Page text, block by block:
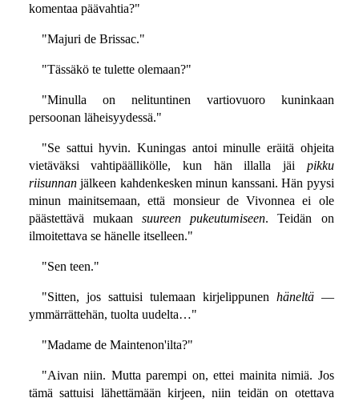
komentaa päävahtia?"
"Majuri de Brissac."
"Tässäkö te tulette olemaan?"
"Minulla on nelituntinen vartiovuoro kuninkaan
persoonan läheisyydessä."
"Se sattui hyvin. Kuningas antoi minulle eräitä ohjeita
vietäväksi vahtipäällikölle, kun hän illalla jäi pikku
riisunnanjälkeen kahdenkesken minun kanssani. Hän pyysi
minun mainitsemaan, että monsieur de Vivonnea ei ole
päästettävä mukaansuureen pukeutumiseen. Teidän on
ilmoitettava se hänelle itselleen."
"Sen teen."
"Sitten, jos sattuisi tulemaan kirjelippunen häneltä—
ymmärrättehän, tuolta uudelta…"
"Madame de Maintenon'ilta?"
"Aivan niin. Mutta parempi on, ettei mainita nimiä. Jos
tämä sattuisi lähettämään kirjeen, niin teidän on otettava